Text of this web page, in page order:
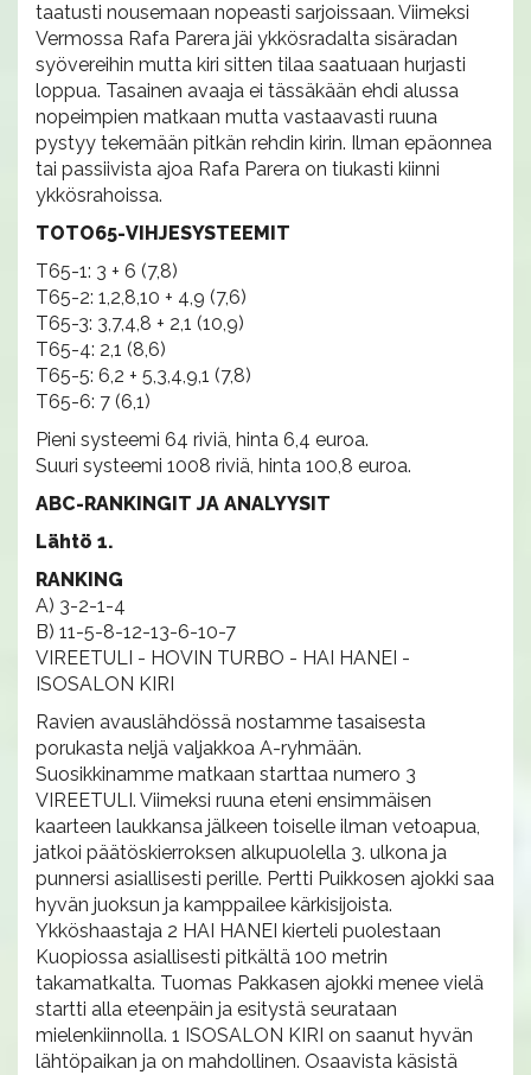
taatusti nousemaan nopeasti sarjoissaan. Viimeksi
Vermossa Rafa Parera jäi ykkösradalta sisäradan
syövereihin mutta kiri sitten tilaa saatuaan hurjasti
loppua. Tasainen avaaja ei tässäkään ehdi alussa
nopeimpien matkaan mutta vastaavasti ruuna
pystyy tekemään pitkän rehdin kirin. Ilman epäonnea
tai passiivista ajoa Rafa Parera on tiukasti kiinni
ykkösrahoissa.
TOTO65-VIHJESYSTEEMIT
T65-1: 3 + 6 (7,8)
T65-2: 1,2,8,10 + 4,9 (7,6)
T65-3: 3,7,4,8 + 2,1 (10,9)
T65-4: 2,1 (8,6)
T65-5: 6,2 + 5,3,4,9,1 (7,8)
T65-6: 7 (6,1)
Pieni systeemi 64 riviä, hinta 6,4 euroa.
Suuri systeemi 1008 riviä, hinta 100,8 euroa.
ABC-RANKINGIT JA ANALYYSIT
Lähtö 1.
RANKING
A) 3-2-1-4
B) 11-5-8-12-13-6-10-7
VIREETULI - HOVIN TURBO - HAI HANEI -
ISOSALON KIRI
Ravien avauslähdössä nostamme tasaisesta
porukasta neljä valjakkoa A-ryhmään.
Suosikkinamme matkaan starttaa numero 3
VIREETULI. Viimeksi ruuna eteni ensimmäisen
kaarteen laukkansa jälkeen toiselle ilman vetoapua,
jatkoi päätöskierroksen alkupuolella 3. ulkona ja
punnersi asiallisesti perille. Pertti Puikkosen ajokki saa
hyvän juoksun ja kamppailee kärkisijoista.
Ykköshaastaja 2 HAI HANEI kierteli puolestaan
Kuopiossa asiallisesti pitkältä 100 metrin
takamatkalta. Tuomas Pakkasen ajokki menee vielä
startti alla eteenpäin ja esitystä seurataan
mielenkiinnolla. 1 ISOSALON KIRI on saanut hyvän
lähtöpaikan ja on mahdollinen. Osaavista käsistä